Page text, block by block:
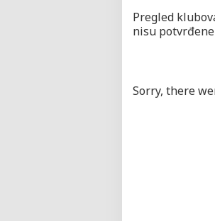
Pregled
nisu
Sorry, there